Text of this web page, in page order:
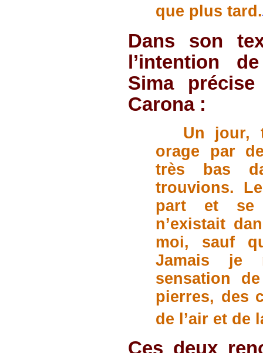
que plus tard.
Dans son
l’intention
Sima
Carona :
Un jour,
orage par
très bas
trouvions.
part et se
n’existait
moi, sauf
Jamais je
sensation
pierres, des
de l’air et de
Ces deux